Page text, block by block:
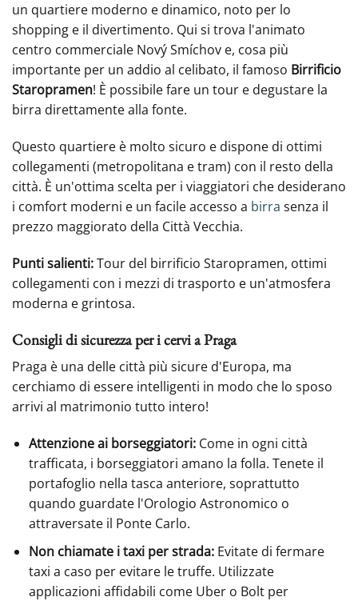
un quartiere moderno e dinamico, noto per lo
shopping e il divertimento. Qui si trova l'animato
centro commerciale Nový Smíchov e, cosa più
importante per un addio al celibato, il famoso Birrificio
Staropramen! È possibile fare un tour e degustare la
birra direttamente alla fonte.
Questo quartiere è molto sicuro e dispone di ottimi
collegamenti (metropolitana e tram) con il resto della
città. È un'ottima scelta per i viaggiatori che desiderano
i comfort moderni e un facile accesso a birra senza il
prezzo maggiorato della Città Vecchia.
Punti salienti:Tour del birrificio Staropramen, ottimi
collegamenti con i mezzi di trasporto e un'atmosfera
moderna e grintosa.
Consigli di sicurezza per i cervi a Praga
Praga è una delle città più sicure d'Europa, ma
cerchiamo di essere intelligenti in modo che lo sposo
arrivi al matrimonio tutto intero!
Attenzione ai borseggiatori:Come in ogni città
trafficata, i borseggiatori amano la folla. Tenete il
portafoglio nella tasca anteriore, soprattutto
quando guardate l'Orologio Astronomico o
attraversate il Ponte Carlo.
Non chiamate i taxi per strada:Evitate di fermare
taxi a caso per evitare le truffe. Utilizzate
applicazioni affidabili come Uber o Bolt per